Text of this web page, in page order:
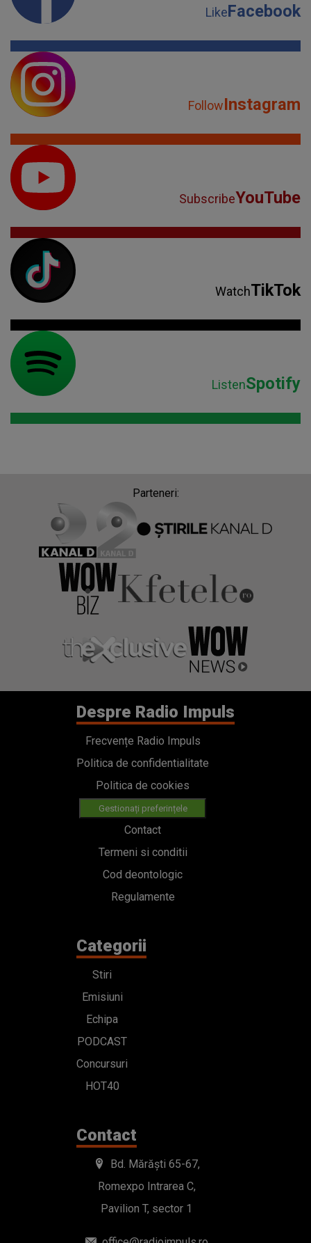
LikeFacebook
FollowInstagram
SubscribeYouTube
WatchTikTok
ListenSpotify
Parteneri:
Despre Radio Impuls
Frecvențe Radio Impuls
Politica de confidentialitate
Politica de cookies
Gestionați preferințele
Contact
Termeni si conditii
Cod deontologic
Regulamente
Categorii
Stiri
Emisiuni
Echipa
PODCAST
Concursuri
HOT40
Contact
Bd. Mărăști 65-67,
Romexpo Intrarea C,
Pavilion T, sector 1